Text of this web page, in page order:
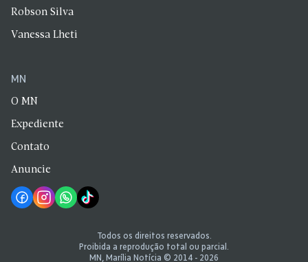
Robson Silva
Vanessa Lheti
MN
O MN
Expediente
Contato
Anuncie
Todos os direitos reservados.
Proibida a reprodução total ou parcial.
MN, Marília Notícia © 2014 - 2026